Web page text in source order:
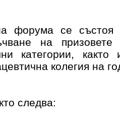
форума се състоя
на
категории, както
колегия на
следва: